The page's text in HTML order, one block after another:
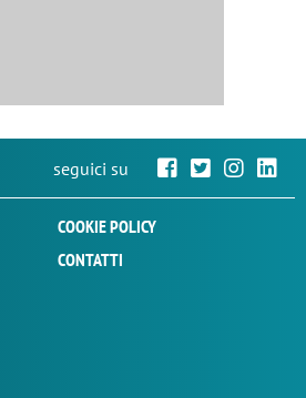
seguici su
COOKIE POLICY
CONTATTI